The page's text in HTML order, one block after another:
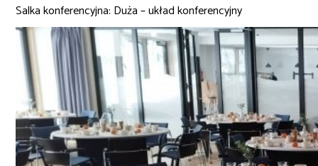
Salka konferencyjna: Duża – układ konferencyjny